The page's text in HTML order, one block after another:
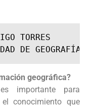
TORRES
DE GEOGRAFÍA
geográfica?
importante para
conocimiento que